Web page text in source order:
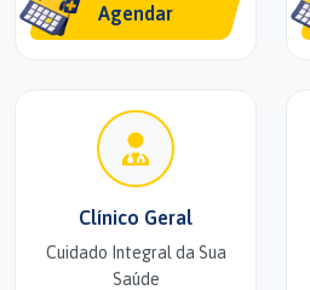
Agendar
Clínico Geral
Cuidado Integral da Sua
Saúde